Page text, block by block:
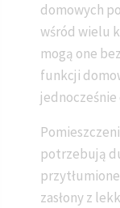
domowych
wśród wielu
mogą one
funkcji
jednocześnie
potrzebują
zasłony z